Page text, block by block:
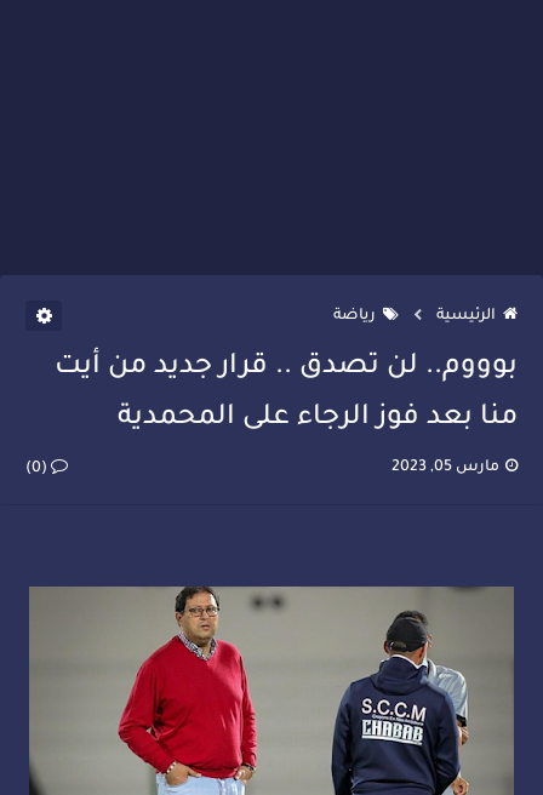
الرئيسية رياضة
بوووم.. لن تصدق .. قرار جديد من أيت
منا بعد فوز الرجاء على المحمدية
مارس 05, 2023 (0)